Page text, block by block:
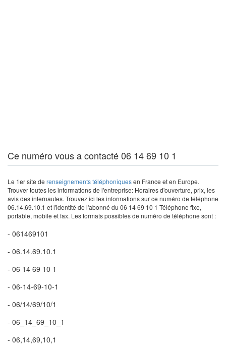
Ce numéro vous a contacté 06 14 69 10 1
Le 1er site de renseignements téléphoniquesen France et en Europe.
Trouver toutes les informations de l'entreprise: Horaires d'ouverture, prix, les
avis des internautes. Trouvez ici les informations sur ce numéro de téléphone
06.14.69.10.1 et l'identité de l'abonné du 06 14 69 10 1 Téléphone fixe,
portable, mobile et fax. Les formats possibles de numéro de téléphone sont :
- 061469101
- 06.14.69.10.1
- 06 14 69 10 1
- 06-14-69-10-1
- 06/14/69/10/1
- 06_14_69_10_1
- 06,14,69,10,1